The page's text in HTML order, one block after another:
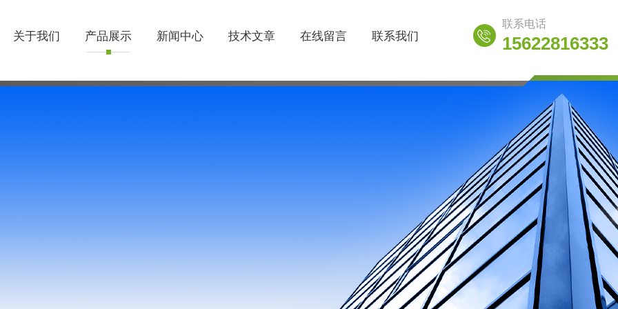
关于我们 产品展示 新闻中心 技术文章 在线留言 联系我们
联系电话
15622816333